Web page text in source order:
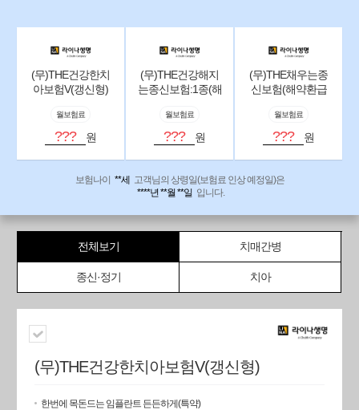
(무)THE건강한치
아보험V(갱신형)
월보험료
??? 원
(무)THE건강해지
는종신보험:1종(해
형):가입금액형
월보험료
??? 원
(무)THE채우는종
신보험(해약환급
증형
월보험료
??? 원
보험나이 **세
고객님의 상령일(보험료 인상 예정일)은
****년 **월 **일 입니다.
전체보기 치매간병
종신·정기 치아
(무)THE건강한치아보험V(갱신형)
한번에 목돈드는 임플란트 든든하게(특약)